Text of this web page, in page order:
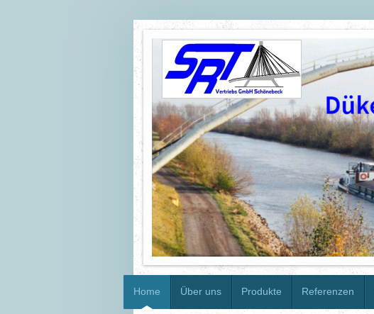
Home Über uns Produkte Referenzen